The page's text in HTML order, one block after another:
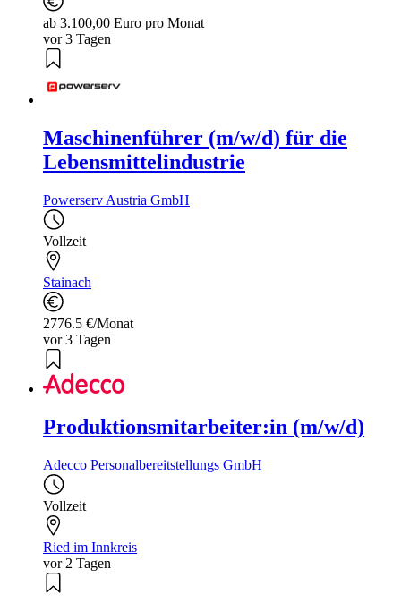
ab 3.100,00 Euro pro Monat
vor 3 Tagen
Maschinenführer (m/w/d) für die
Lebensmittelindustrie
Powerserv Austria GmbH
Vollzeit
Stainach
2776.5 €/Monat
vor 3 Tagen
Produktionsmitarbeiter:in (m/w/d)
Adecco Personalbereitstellungs GmbH
Vollzeit
Ried im Innkreis
vor 2 Tagen